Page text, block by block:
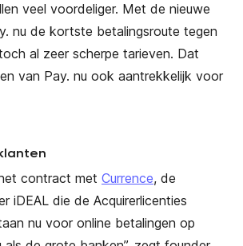
veel voordeliger. Met de nieuwe
nu de kortste betalingsroute tegen
al zeer scherpe tarieven. Dat
van Pay. nu ook aantrekkelijk voor
contract met Currence, de
iDEAL die de Acquirerlicenties
nu voor online betalingen op